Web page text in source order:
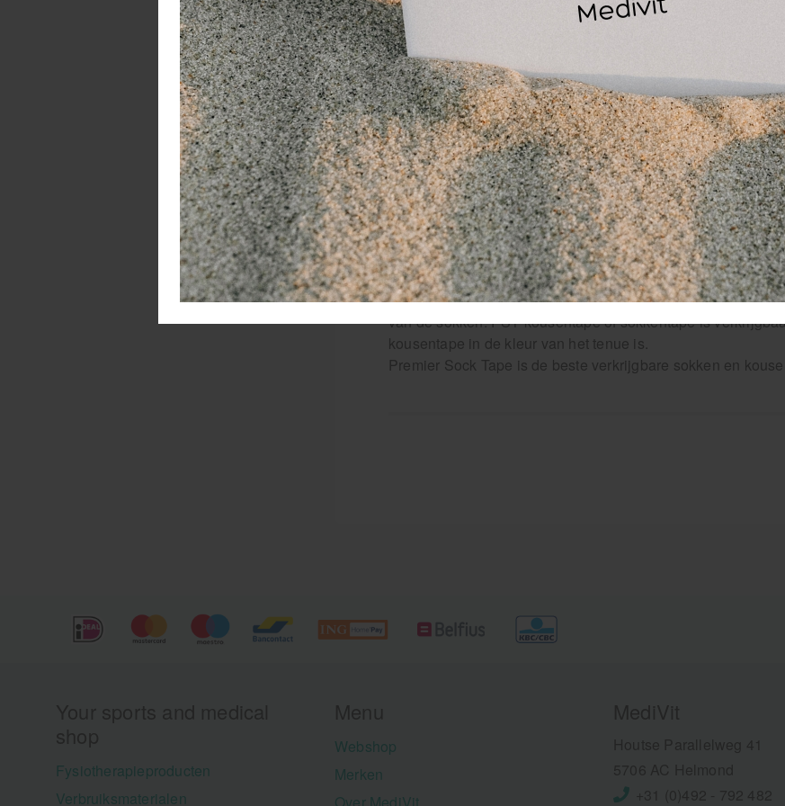
Premier Sock Tape bevat het uit sofpolyvinylchloride
kousentape flexibel is en daardoor voor een betere
van de sokken. PST kousentape of sokkentape is
kousentape in de kleur van het tenue is.
Premier Sock Tape is de beste verkrijgbare sokken en
Fysiotherapieproducten
Verbruiksmaterialen
Webshop
Merken